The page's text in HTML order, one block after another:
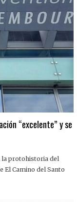
“excelente” y se
la protohistoria del
El Camino del Santo